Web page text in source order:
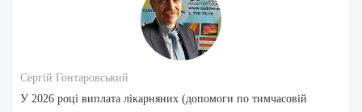
Сергій Гонтаровський
У 2026 році виплата лікарняних (допомоги по тимчасовій